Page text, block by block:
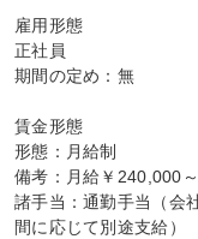
雇用形態
正社員
期間の定め：無
賃金形態
形態：月給制
備考：月給￥240,000
諸手当：通勤手当（会
間に応じて別途支給）